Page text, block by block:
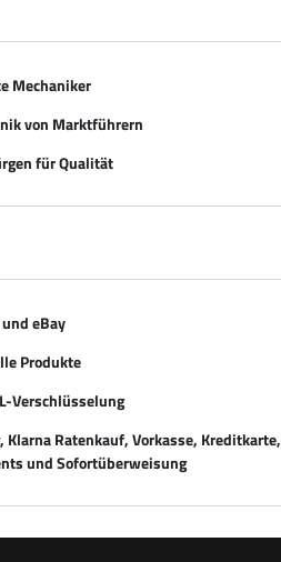
Mechaniker
von Marktführern
für Qualität
eBay
Produkte
Verschlüsselung
Ratenkauf, Vorkasse, Kreditkarte,
und Sofortüberweisung